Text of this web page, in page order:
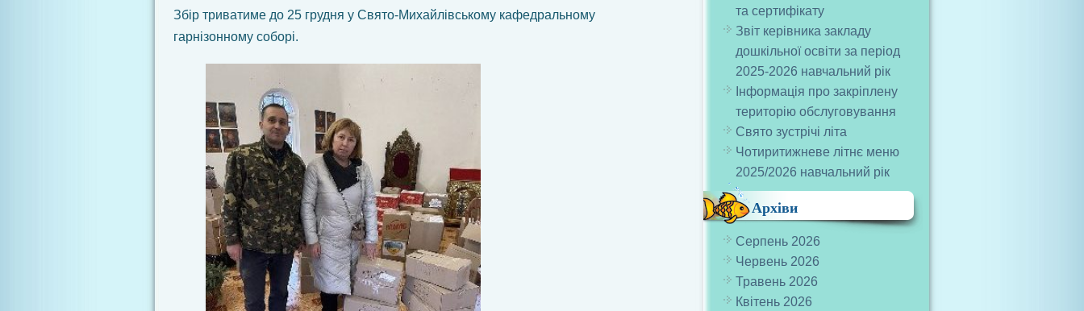
Збір триватиме до 25 грудня у Свято‐Михайлівському кафедральному
гарнізонному соборі.
та сертифікату
Звіт керівника закладу
дошкільної освіти за період
2025-2026 навчальний рік
Інформація про закріплену
територію обслуговування
Свято зустрічі літа
Чотиритижневе літнє меню
2025/2026 навчальний рік
Архіви
Серпень 2026
Червень 2026
Травень 2026
Квітень 2026